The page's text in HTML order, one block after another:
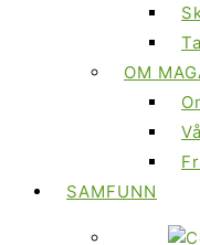
OM
SAMFUNN